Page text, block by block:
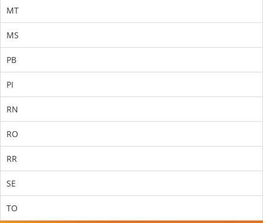
MT
MS
PB
PI
RN
RO
RR
SE
TO